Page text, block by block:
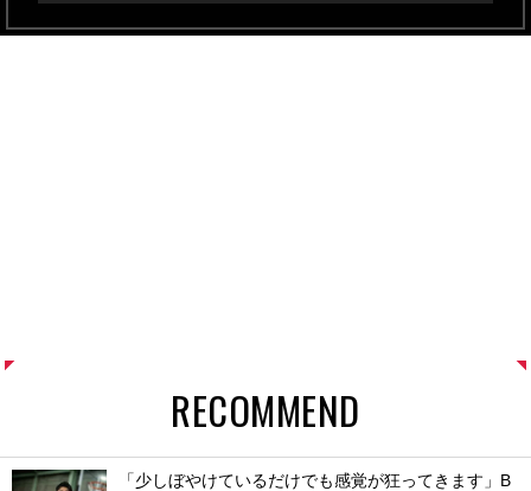
RECOMMEND
「少しぼやけているだけでも感覚が狂ってきます」B